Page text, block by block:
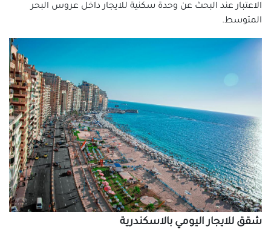
شقق للإيجار في سموحة
شقق للإيجار في غبريال
شقق للإيجار في فلمنج
شقق للإيجار في فيكتوريا
شقق للإيجار في كامب شيزار
شقق للإيجار في كرموز
شقق للايجار في كليوباترا
شقق للإيجار في كورنيش الإسكندرية
شقق للإيجار في كوم الشقافة
شقق للإيجار في لوران
الاعتبار عند البحث عن وحدة سكنية للايجار داخل عروس البحر
المتوسط.
شقق للايجار اليومي بالاسكندرية